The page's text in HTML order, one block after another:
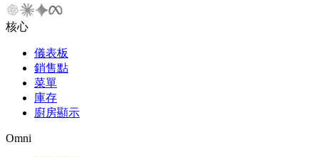
核心
儀表板
銷售點
菜單
庫存
廚房顯示
Omni